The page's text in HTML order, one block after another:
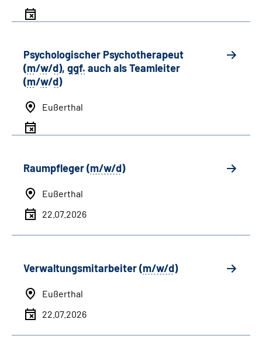
Psychologischer Psychotherapeut
(m/w/d), ggf. auch alsTeamleiter
(m/w/d)
Eußerthal
Raumpfleger (m/w/d)
Eußerthal
22.07.2026
Verwaltungsmitarbeiter (m/w/d)
Eußerthal
22.07.2026